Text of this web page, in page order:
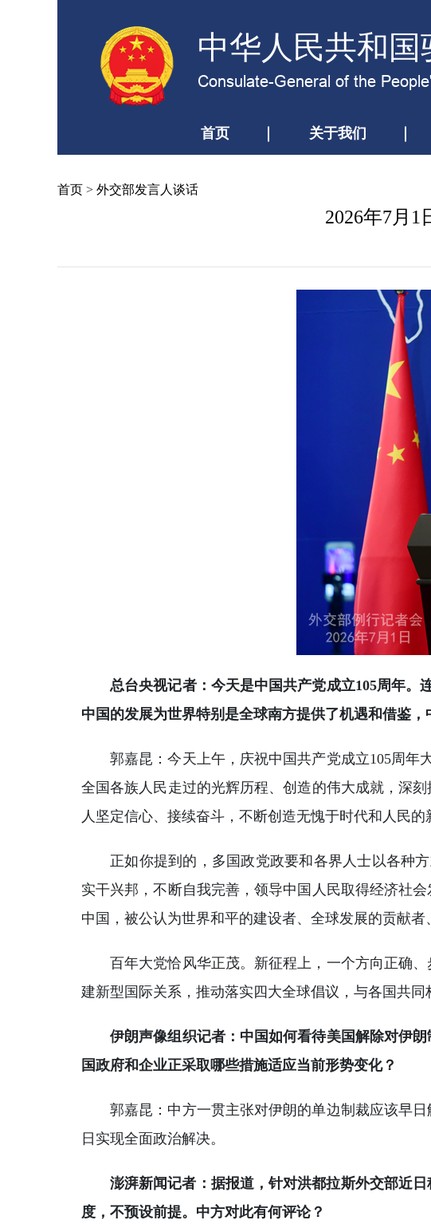
中华人民共和
Consulate-General of the
首页 关于我们
首页 > 外交部发言人谈话
2026年7月
总台央视记者：今天是中国共产党成立105周年。
中国的发展为世界特别是全球南方提供了机遇和借鉴
郭嘉昆：今天上午，庆祝中国共产党成立105周年
全国各族人民走过的光辉历程、创造的伟大成就，深
人坚定信心、接续奋斗，不断创造无愧于时代和人民的
正如你提到的，多国政党政要和各界人士以各种
实干兴邦，不断自我完善，领导中国人民取得经济社
中国，被公认为世界和平的建设者、全球发展的贡献者
百年大党恰风华正茂。新征程上，一个方向正确
建新型国际关系，推动落实四大全球倡议，与各国共
伊朗声像组织记者：中国如何看待美国解除对伊
国政府和企业正采取哪些措施适应当前形势变化？
郭嘉昆：中方一贯主张对伊朗的单边制裁应该早
日实现全面政治解决。
澎湃新闻记者：据报道，针对洪都拉斯外交部近
度，不预设前提。中方对此有何评论？